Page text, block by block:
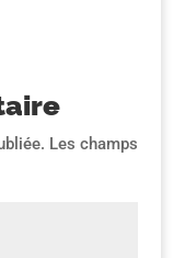
Les champs